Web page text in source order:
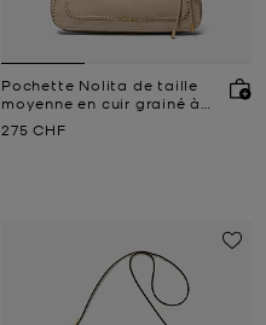
Pochette Nolita de taille
moyenne en cuir grainé à
Prix actuel
275 CHF